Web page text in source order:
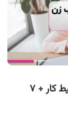
برخورد با همکار زیرآب زن در محیط کار + ۷